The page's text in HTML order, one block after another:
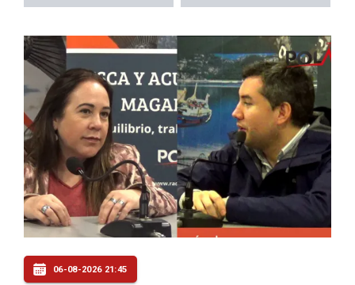
06-08-2026 21:45